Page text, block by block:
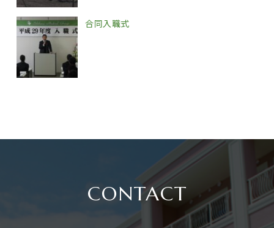
合同入職式
CONTACT